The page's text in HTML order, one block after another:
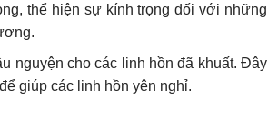
thể hiện sự kính trọng đối với những
nguyện cho các linh hồn đã khuất. Đây
giúp các linh hồn yên nghỉ.